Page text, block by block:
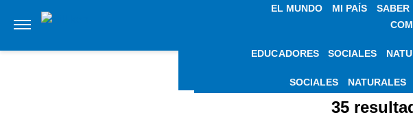
EL MUNDO MI PAÍS SABER
EDUCADORES
SOCIALES
SOCIALES
NATURALES
NOTICIAS
35